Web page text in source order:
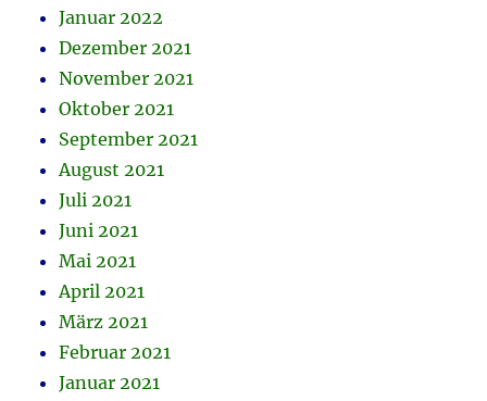
Januar 2022
Dezember 2021
November 2021
Oktober 2021
September 2021
August 2021
Juli 2021
Juni 2021
Mai 2021
April 2021
März 2021
Februar 2021
Januar 2021